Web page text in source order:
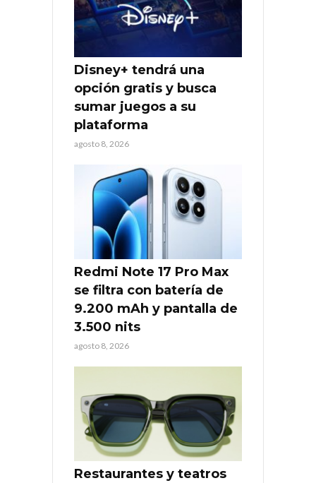
Disney+ tendrá una
opción gratis y busca
sumar juegos a su
plataforma
agosto 8, 2026
Redmi Note 17 Pro Max
se filtra con batería de
9.200 mAh y pantalla de
3.500 nits
agosto 8, 2026
Restaurantes y teatros